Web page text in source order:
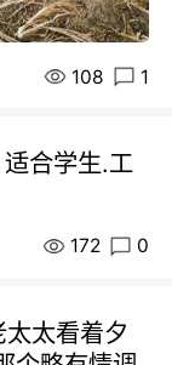
108 1
合学生.工
172 0
太看着夕